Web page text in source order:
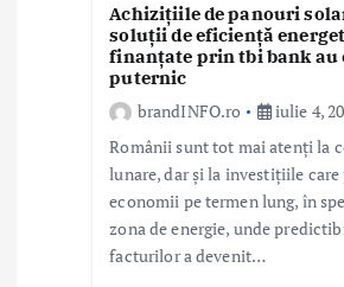
Achizițiile de panouri
soluții de eficiență
finanțate prin tbi bank au
puternic
brandINFO.ro
iulie 4,
Românii sunt tot mai atenți la
lunare, dar și la investițiile care
economii pe termen lung, în
zona de energie, unde
facturilor a devenit…